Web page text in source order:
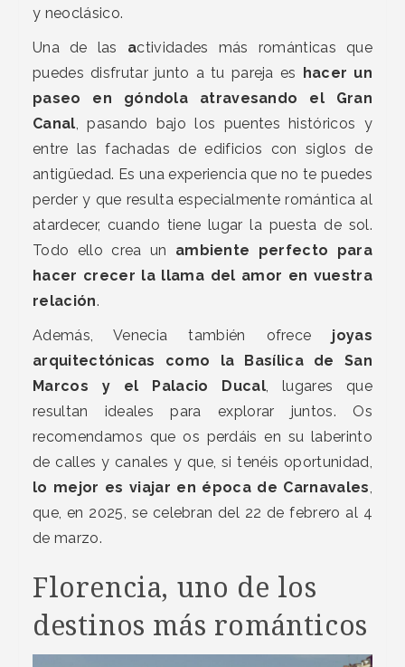
y neoclásico.
Una de las actividades más románticas que
puedes disfrutar junto a tu pareja es hacer un
paseo en góndola atravesando el Gran
Canal, pasando bajo los puentes históricos y
entre las fachadas de edificios con siglos de
antigüedad. Es una experiencia que no te puedes
perder y que resulta especialmente romántica al
atardecer, cuando tiene lugar la puesta de sol.
Todo ello crea un ambiente perfecto para
hacer crecer la llama del amor en vuestra
relación.
Además, Venecia también ofrece joyas
arquitectónicas como la Basílica de San
Marcos y el Palacio Ducal, lugares que
resultan ideales para explorar juntos. Os
recomendamos que os perdáis en su laberinto
de calles y canales y que, si tenéis oportunidad,
lo mejor es viajar en época de Carnavales,
que, en 2025, se celebran del 22 de febrero al 4
de marzo.
Florencia, uno de los
destinos más románticos